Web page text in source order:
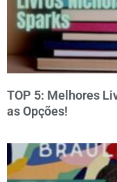
TOP 5: Melhores
as Opções!